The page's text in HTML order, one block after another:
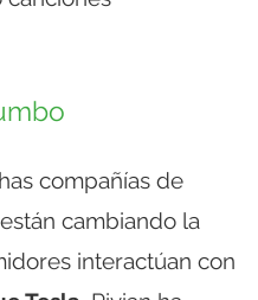
compañías de
cambiando la
interactúan con